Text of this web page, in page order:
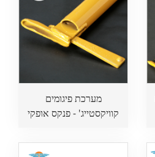
מערכת פיגומים
קוויקסטייג' - פנקס אופקי